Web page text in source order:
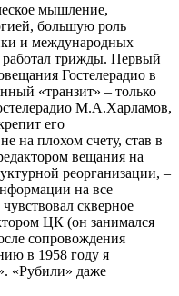
мышление,
большую роль
и международных
трижды. Первый
Гостелерадио в
«транзит» – только
М.А.Харламов,
его
на плохом счету, став в
вещания на
реорганизации, –
на все
скверное
ЦК (он занимался
сопровождения
в 1958 году я
«Рубили» даже